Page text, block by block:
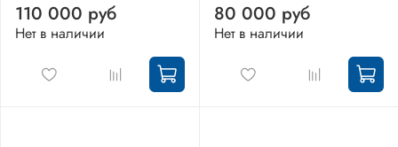
110 000 руб
Нет в наличии
80 000 руб
Нет в наличии